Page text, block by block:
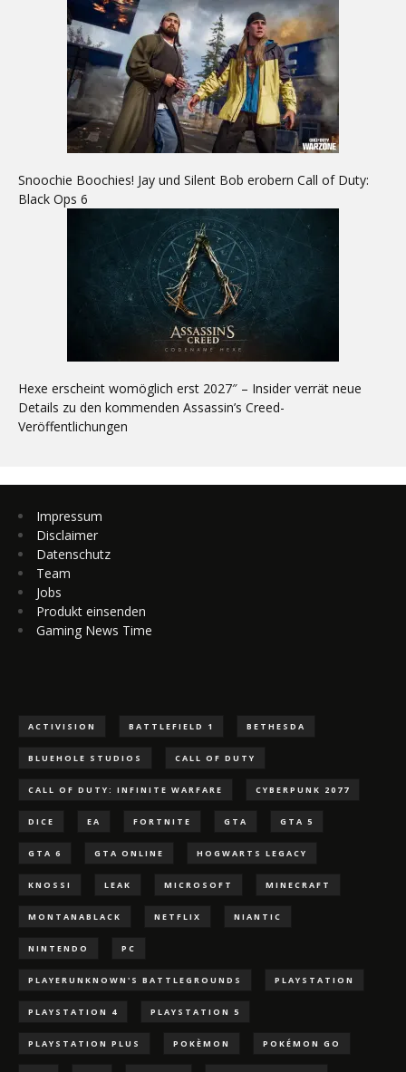
Snoochie Boochies! Jay und Silent Bob erobern Call of Duty:
Black Ops 6
Hexe erscheint womöglich erst 2027″ – Insider verrät neue
Details zu den kommenden Assassin’s Creed-
Veröffentlichungen
Impressum
Disclaimer
Datenschutz
Team
Jobs
Produkt einsenden
Gaming News Time
ACTIVISION BATTLEFIELD 1 BETHESDA
BLUEHOLE STUDIOS CALL OF DUTY
CALL OF DUTY: INFINITE WARFARE CYBERPUNK 2077
DICE EA FORTNITE GTA GTA 5
GTA 6 GTA ONLINE HOGWARTS LEGACY
KNOSSI LEAK MICROSOFT MINECRAFT
MONTANABLACK NETFLIX NIANTIC
NINTENDO PC
PLAYERUNKNOWN'S BATTLEGROUNDS PLAYSTATION
PLAYSTATION 4 PLAYSTATION 5
PLAYSTATION PLUS POKÈMON POKÉMON GO